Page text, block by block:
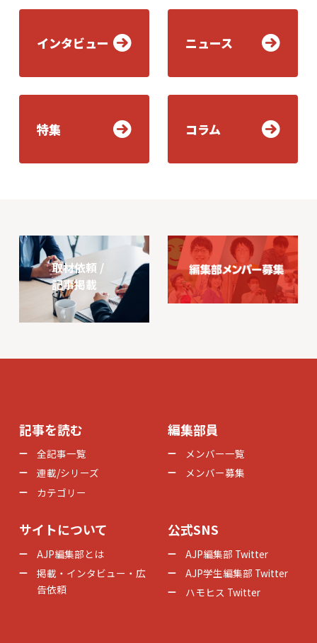
インタビュー ニュース
特集 コラム
取材依頼 /
記事掲載
記事を読む
全記事一覧
連載/シリーズ
カテゴリー
編集部員
メンバー一覧
メンバー募集
サイトについて
AJP編集部とは
掲載・インタビュー・広
告依頼
公式SNS
AJP編集部 Twitter
AJP学生編集部 Twitter
ハモヒス Twitter